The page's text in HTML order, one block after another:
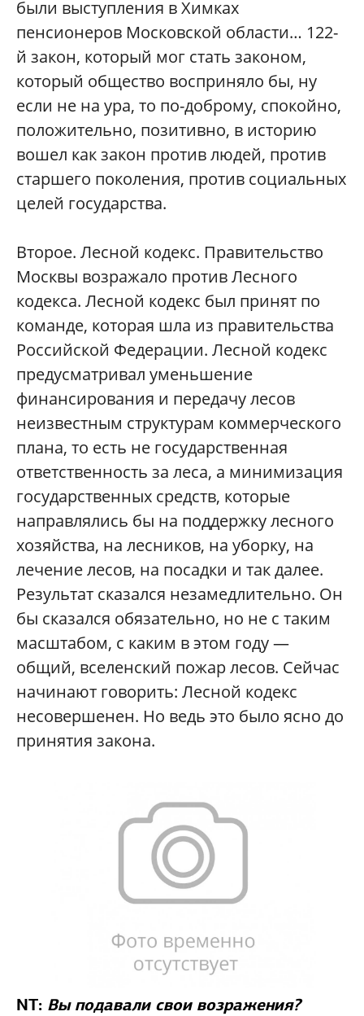
были выступления в Химках
пенсионеров Московской области… 122-
й закон, который мог стать законом,
который общество восприняло бы, ну
если не на ура, то по-доброму, спокойно,
положительно, позитивно, в историю
вошел как закон против людей, против
старшего поколения, против социальных
целей государства.
Второе. Лесной кодекс. Правительство
Москвы возражало против Лесного
кодекса. Лесной кодекс был принят по
команде, которая шла из правительства
Российской Федерации. Лесной кодекс
предусматривал уменьшение
финансирования и передачу лесов
неизвестным структурам коммерческого
плана, то есть не государственная
ответственность за леса, а минимизация
государственных средств, которые
направлялись бы на поддержку лесного
хозяйства, на лесников, на уборку, на
лечение лесов, на посадки и так далее.
Результат сказался незамедлительно. Он
бы сказался обязательно, но не с таким
масштабом, с каким в этом году —
общий, вселенский пожар лесов. Сейчас
начинают говорить: Лесной кодекс
несовершенен. Но ведь это было ясно до
принятия закона.
NT: Вы подавали свои возражения?